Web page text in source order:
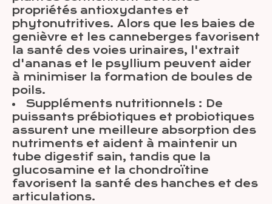
propriétés antioxydantes et
phytonutritives. Alors que les baies de
genièvre et les canneberges favorisent
la santé des voies urinaires, l'extrait
d'ananas et le psyllium peuvent aider
à minimiser la formation de boules de
poils.
Suppléments nutritionnels : De
puissants prébiotiques et probiotiques
assurent une meilleure absorption des
nutriments et aident à maintenir un
tube digestif sain, tandis que la
glucosamine et la chondroïtine
favorisent la santé des hanches et des
articulations.